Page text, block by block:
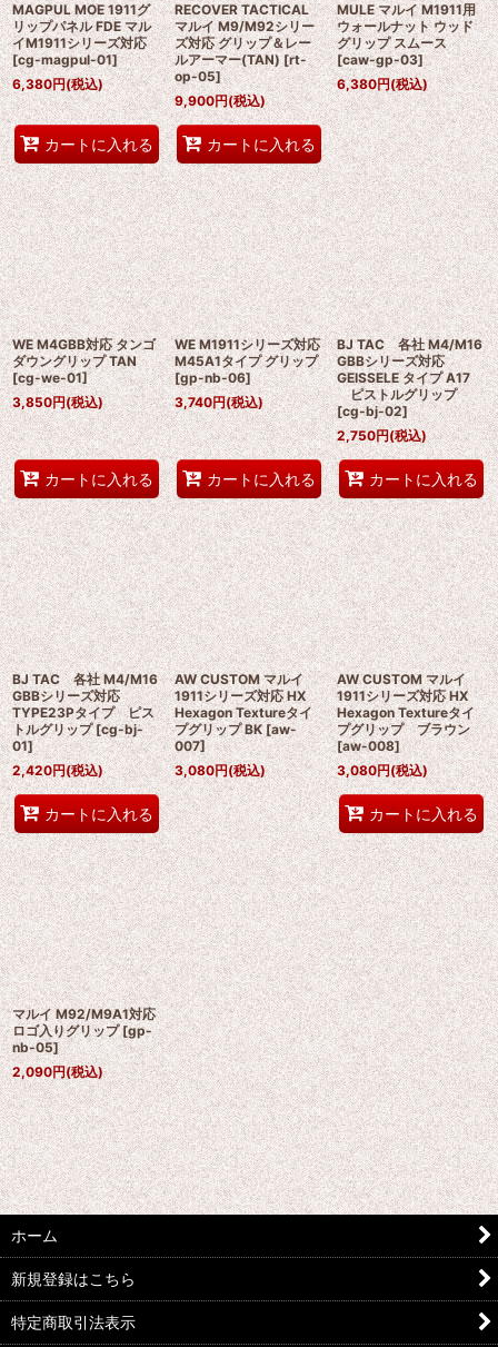
MAGPUL MOE 1911グ
リップパネル FDE マル
イM1911シリーズ対応
[cg-magpul-01]
6,380円(税込)
カートに入れる
RECOVER TACTICAL
マルイ M9/M92シリー
ズ対応 グリップ＆レー
ルアーマー(TAN) [rt-
op-05]
9,900円(税込)
カートに入れる
MULE マルイ M1911用
ウォールナット ウッド
グリップ スムース
[caw-gp-03]
6,380円(税込)
WE M4GBB対応 タンゴ
ダウングリップ TAN
[cg-we-01]
3,850円(税込)
カートに入れる
WE M1911シリーズ対応
M45A1タイプ グリップ
[gp-nb-06]
3,740円(税込)
カートに入れる
BJ TAC 各社 M4/M16
GBBシリーズ対応
GEISSELE タイプ A17
ピストルグリップ
[cg-bj-02]
2,750円(税込)
カートに入れる
BJ TAC 各社 M4/M16
GBBシリーズ対応
TYPE23Pタイプ ピス
トルグリップ [cg-bj-
01]
2,420円(税込)
カートに入れる
AW CUSTOM マルイ
1911シリーズ対応 HX
Hexagon Textureタイ
プグリップ BK [aw-
007]
3,080円(税込)
AW CUSTOM マルイ
1911シリーズ対応 HX
Hexagon Textureタイ
プグリップ ブラウン
[aw-008]
3,080円(税込)
カートに入れる
マルイ M92/M9A1対応
ロゴ入りグリップ [gp-
nb-05]
2,090円(税込)
ホーム
新規登録はこちら
特定商取引法表示